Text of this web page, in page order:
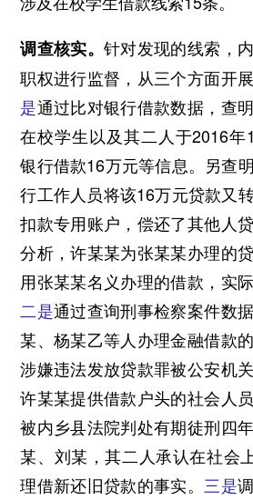
调查核实。针对发现的线索，
职权进行监督，从三个方面开
是通过比对银行借款数据，查
在校学生以及其二人于2016
银行借款16万元等信息。另查
行工作人员将该16万元贷款又
扣款专用账户，偿还了其他人
分析，许某某为张某某办理的
用张某某名义办理的借款，实
二是通过查询刑事检察案件数
某、杨某乙等人办理金融借款
涉嫌违法发放贷款罪被公安机
许某某提供借款户头的社会人
被内乡县法院判处有期徒刑四
某、刘某，其二人承认在社会
理借新还旧贷款的事实。 三是